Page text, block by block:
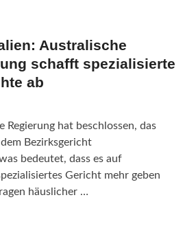
Australische
schafft spezialisierte
ab
Regierung hat beschlossen, das
Bezirksgericht
bedeutet, dass es auf
Gericht mehr geben
häuslicher …